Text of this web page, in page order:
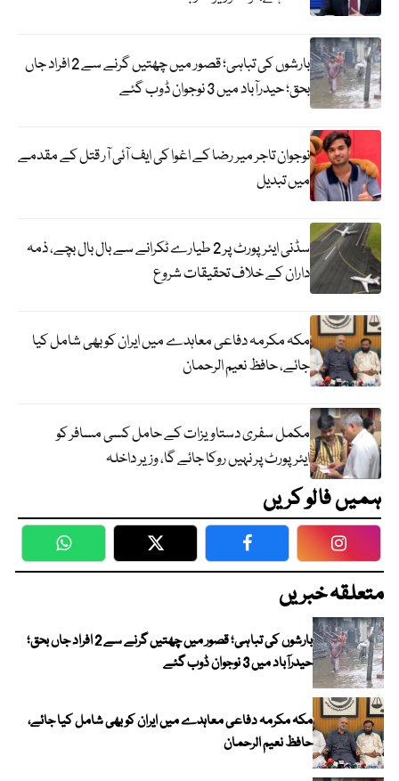
بارشوں کی تباہی؛ قصور میں چھتیں گرنے سے 2 افراد جاں
بحق؛ حیدرآباد میں 3 نوجوان ڈوب گئے
نوجوان تاجر میر رضا کے اغوا کی ایف آئی آر قتل کے مقدمے
میں تبدیل
سڈنی ایئرپورٹ پر 2 طیارے ٹکرانے سے بال بال بچے، ذمہ
داران کے خلاف تحقیقات شروع
مکہ مکرمہ دفاعی معاہدے میں ایران کو بھی شامل کیا
جائے، حافظ نعیم الرحمان
مکمل سفری دستاویزات کے حامل کسی مسافر کو
ایئرپورٹ پر نہیں روکا جائے گا، وزیر داخلہ
ہمیں فالو کریں
WhatsApp Twitter Facebook
متعلقہ خبریں
بارشوں کی تباہی؛ قصور میں چھتیں گرنے سے 2 افراد جاں بحق؛
حیدرآباد میں 3 نوجوان ڈوب گئے
مکہ مکرمہ دفاعی معاہدے میں ایران کو بھی شامل کیا جائے،
حافظ نعیم الرحمان